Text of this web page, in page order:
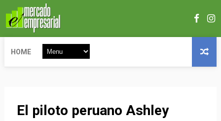
HOME
El piloto peruano Ashley